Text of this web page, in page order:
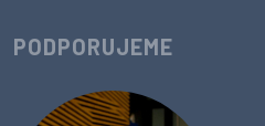
PODPORUJEME